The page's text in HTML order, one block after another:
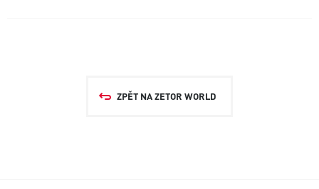
ZPĚT NA ZETOR WORLD